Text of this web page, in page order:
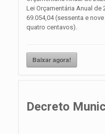
Lei Orçamentária Anual de
69.054,04 (sessenta e
quatro centavos).
Baixar agora!
Decreto